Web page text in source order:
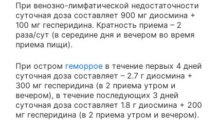
При венозно-лимфатической недостаточности
суточная доза составляет 900 мг диосмина +
100 мг гесперидина. Кратность приема – 2
раза/сут (в середине дня и вечером во время
приема пищи).
При остром геморрое в течение первых 4 дней
суточная доза составляет – 2.7 г диосмина +
300 мг гесперидина (в 2 приема утром и
вечером), в течение последующих 3 дней
суточная доза составляет 1.8 г диосмина + 200
мг гесперидина (в 2 приема утром и вечером).